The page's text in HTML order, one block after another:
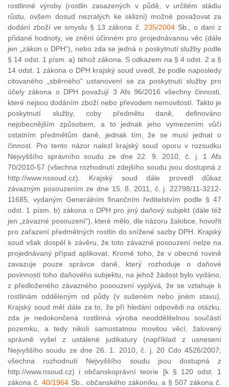
rostlinné výroby (rostlin zasazených v půdě, v určitém stádiu
růstu, ovšem dosud nezralých ke sklizni) možné považovat za
dodání zboží ve smyslu § 13 zákona č. 235/2004Sb., o dani z
přidané hodnoty, ve znění účinném pro projednávanou věc (dále
jen „zákon o DPH“), nebo zda se jedná o poskytnutí služby podle
§ 14 odst. 1 písm. a) téhož zákona. S odkazem na § 4 odst. 2 a §
14 odst. 1 zákona o DPH krajský soud uvedl, že podle naposledy
citovaného „sběrného“ ustanovení se za poskytnutí služby pro
účely zákona o DPH považují 3 Afs 96/2016 všechny činnosti,
které nejsou dodáním zboží nebo převodem nemovitostí. Takto je
poskytnutí služby, coby předmětu daně, definováno
nejobecnějším způsobem, a to jednak jeho vymezením vůči
ostatním předmětům daně, jednak tím, že se musí jednat o
činnost. Pro tento názor nalezl krajský soud oporu v rozsudku
Nejvyššího správního soudu ze dne 22. 9. 2010, č. j. 1 Afs
70/2010-57 (všechna rozhodnutí zdejšího soudu jsou dostupná z
http://www.nssoud.cz). Krajský soud dále provedl důkaz
závazným posouzením ze dne 15. 8. 2011, č. j. 22798/11-3212-
11685, vydaným Generálním finančním ředitelstvím podle § 47
odst. 1 písm. b) zákona o DPH pro jiný daňový subjekt (dále též
jen „závazné posouzení“), které mělo, dle názoru žalobce, hovořit
pro zařazení předmětných rostlin do snížené sazby DPH. Krajský
soud však dospěl k závěru, že toto závazné posouzení nelze na
projednávaný případ aplikovat. Kromě toho, že v obecné rovině
zavazuje pouze správce daně, který rozhoduje o daňové
povinnosti toho daňového subjektu, na jehož žádost bylo vydáno,
z předloženého závazného posouzení vyplývá, že se vztahuje k
rostlinám odděleným od půdy (v sušeném nebo jiném stavu).
Krajský soud měl dále za to, že při hledání odpovědi na otázku,
zda je nedokončená rostlinná výroba neoddělitelnou součástí
pozemku, a tedy nikoli samostatnou movitou věcí, žalovaný
správně vyšel z ustálené judikatury (například z usnesení
Nejvyššího soudu ze dne 26. 1. 2010, č. j. 20 Cdo 4526/2007;
všechna rozhodnutí Nejvyššího soudu jsou dostupná z
http://www.nsoud.cz) i občanskoprávní teorie [k § 120 odst. 1
zákona č. 40/1964Sb., občanského zákoníku, a § 507 zákona č.